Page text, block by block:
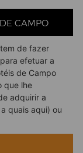
os jardins
a planície,
Numa zona
proporcionam
todo o
pavimento
da construção
proporciona um
de livros,
nos aquecem
CAMPO
de fazer
efetuar a
de Campo
que lhe
adquirir a
a quaisaqui) ou